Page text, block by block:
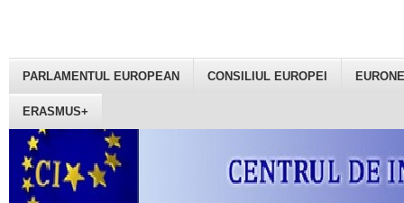
PARLAMENTUL EUROPEAN CONSILIUL EUROPEI
ERASMUS+